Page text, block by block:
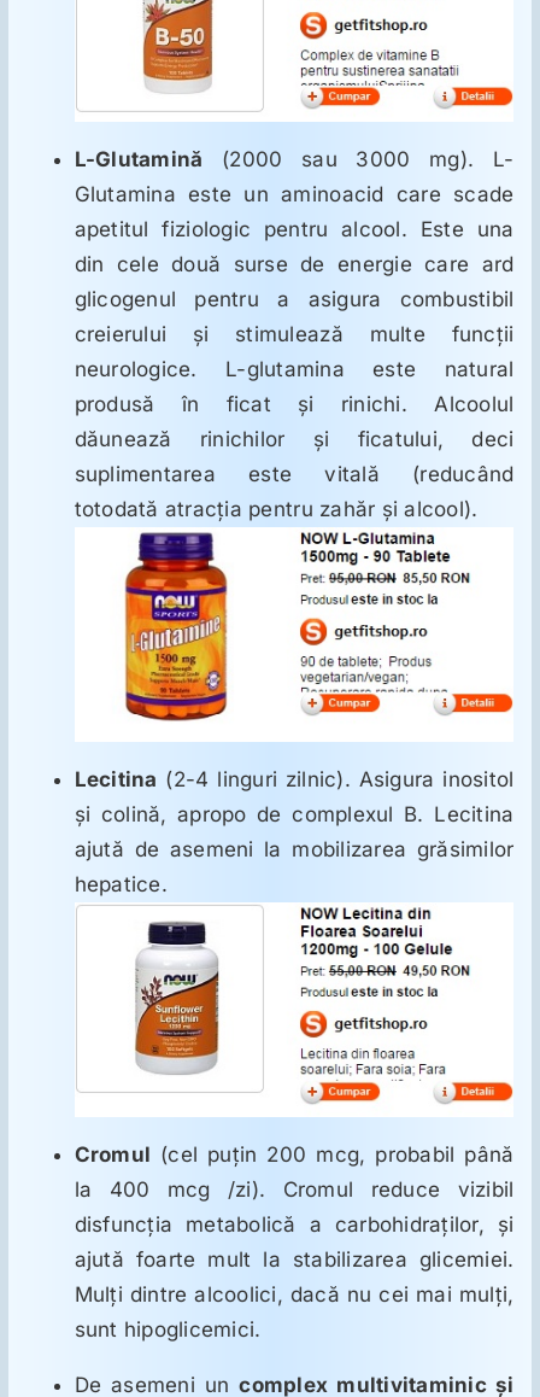
L-Glutamină (2000 sau 3000 mg). L-
Glutamina este un aminoacid care scade
apetitul fiziologic pentru alcool. Este una
din cele două surse de energie care ard
glicogenul pentru a asigura combustibil
creierului şi stimulează multe funcţii
neurologice. L-glutamina este natural
produsă în ficat şi rinichi. Alcoolul
dăunează rinichilor şi ficatului, deci
suplimentarea este vitală (reducând
totodată atracţia pentru zahăr şi alcool).
Lecitina (2-4 linguri zilnic). Asigura inositol
şi colină, apropo de complexul B. Lecitina
ajută de asemeni la mobilizarea grăsimilor
hepatice.
Cromul (cel puţin 200 mcg, probabil până
la 400 mcg /zi). Cromul reduce vizibil
disfuncţia metabolică a carbohidraţilor, şi
ajută foarte mult la stabilizarea glicemiei.
Mulţi dintre alcoolici, dacă nu cei mai mulţi,
sunt hipoglicemici.
De asemeni uncomplex multivitaminic şi